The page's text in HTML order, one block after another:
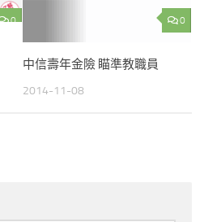
0 0
中信壽年金險 瞄準教職員
2014-11-08